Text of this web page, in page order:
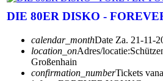
DIE 80ER DISKO -
calendar_monthDate Za. 21-11-
location_onAdres/locatie:
Großenhain
confirmation_numberTickets